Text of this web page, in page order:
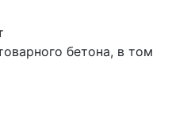
бетона, в том